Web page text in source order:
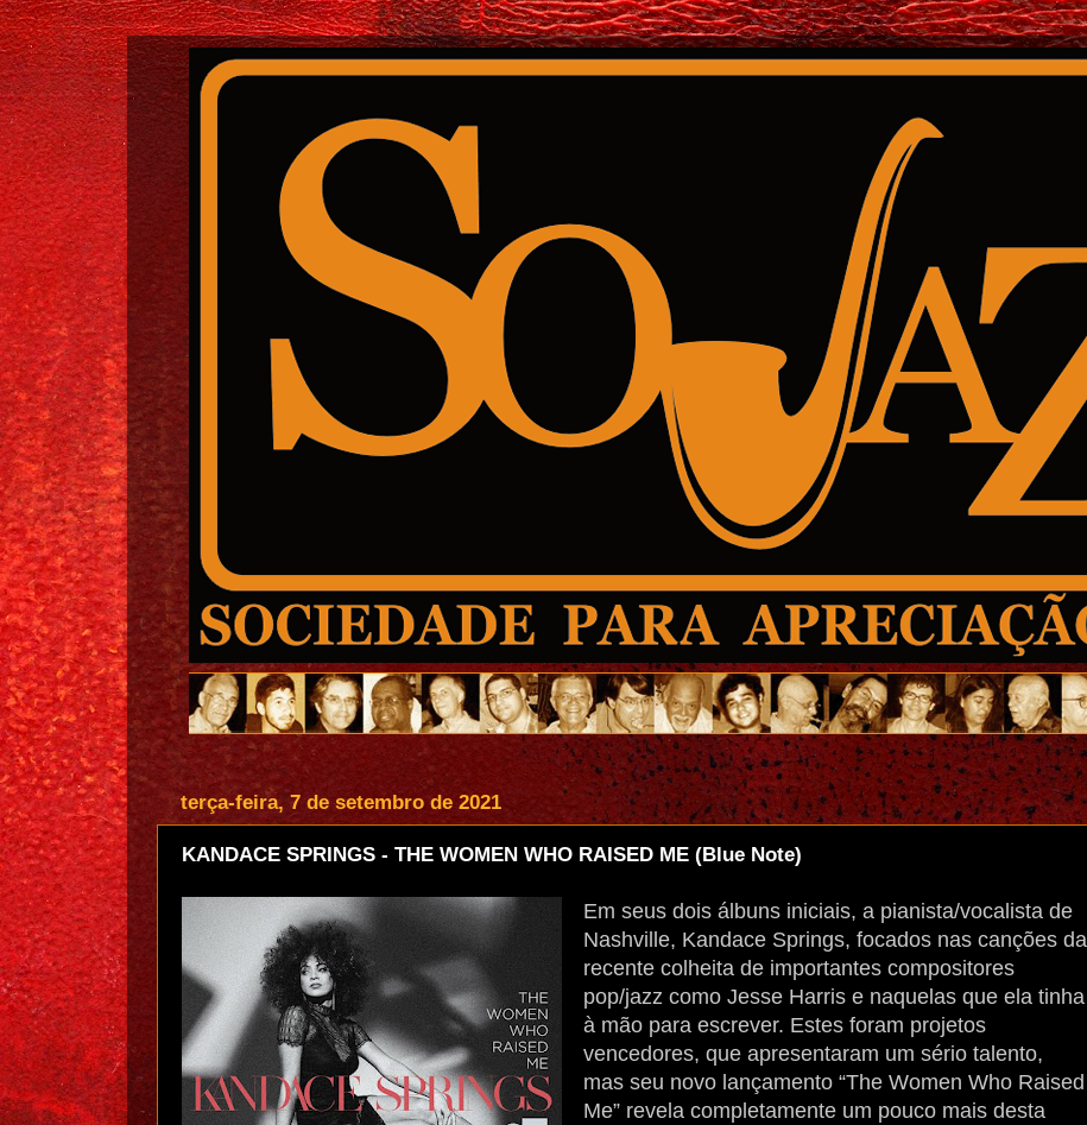
terça-feira, 7 de setembro de 2021
KANDACE SPRINGS - THE WOMEN WHO RAISED ME (Blue Note)
Em seus dois álbuns iniciais, a pianista/vocalista de
Nashville, Kandace Springs, focados nas canções da
recente colheita de importantes compositores
pop/jazz como Jesse Harris e naquelas que ela tinha
à mão para escrever. Estes foram projetos
vencedores, que apresentaram um sério talento,
mas seu novo lançamento “The Women Who Raised
Me” revela completamente um pouco mais desta